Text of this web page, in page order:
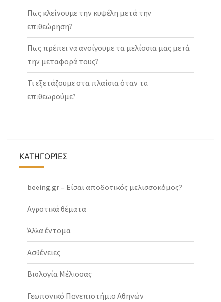
Πως κλείνουμε την κυψέλη μετά την
επιθεώρηση?
Πως πρέπει να ανοίγουμε τα μελίσσια μας μετά
την μεταφορά τους?
Τι εξετάζουμε στα πλαίσια όταν τα
επιθεωρούμε?
ΚΑΤΗΓΟΡΊΕΣ
beeing.gr – Είσαι αποδοτικός μελισσοκόμος?
Αγροτικά θέματα
Άλλα έντομα
Ασθένειες
Βιολογία Μέλισσας
Γεωπονικό Πανεπιστήμιο Αθηνών